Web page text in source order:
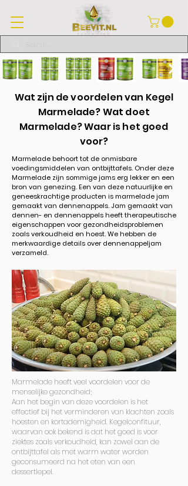
Wat zijn de voordelen van Kegel
Marmelade? Wat doet
Marmelade? Waar is het goed
voor?
Marmelade behoort tot de onmisbare
voedingsmiddelen van ontbijttafels. Onder deze
Marmelade zijn sommige jams erg lekker en een
bron van genezing. Een van deze natuurlijke en
geneeskrachtige producten is marmelade jam
gemaakt van dennenappels. Jam gemaakt van
dennen- en dennenappels heeft therapeutische
eigenschappen voor gezondheidsproblemen
zoals verkoudheid en hoest. We hebben de
merkwaardige details over dennenappeljam
verzameld.
Marmelade heeft veel voordelen voor de
menselijke gezondheid;
Aan het begin van deze voordelen is het
effectief bij het verminderen van klachten zoals
hoesten en kortademigheid. Kegelconfituur,
waarvan ook bekend is dat het goed is voor
ziektes zoals verkoudheid, kan zowel aan de
ontbijttafel als met warm water worden
geconsumeerd na het eten van een
dessertlepel.